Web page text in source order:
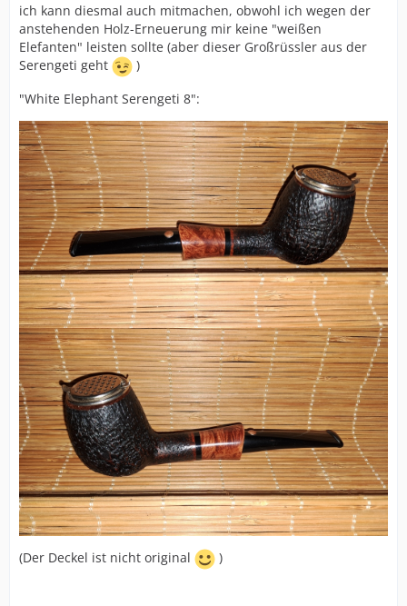
ich kann diesmal auch mitmachen, obwohl ich wegen der
anstehenden Holz-Erneuerung mir keine "weißen
Elefanten" leisten sollte (aber dieser Großrüssler aus der
Serengeti geht
)
"White Elephant Serengeti 8":
(Der Deckel ist nicht original )